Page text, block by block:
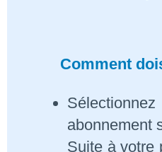
Comment
abonnement
Suite à votre